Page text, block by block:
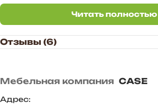
аксессуаров.
Этот гарнитур станет не просто
прихожей, а настоящим центром
создавая приятное первое
— Произвольное расположение
высоту и ширину.
Читать полностью
Читать полностью
Отзывы (6)
Мебельная компания CASE
Адрес: